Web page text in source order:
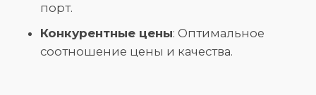
порт.
Конкурентные цены: Оптимальное
соотношение цены и качества.